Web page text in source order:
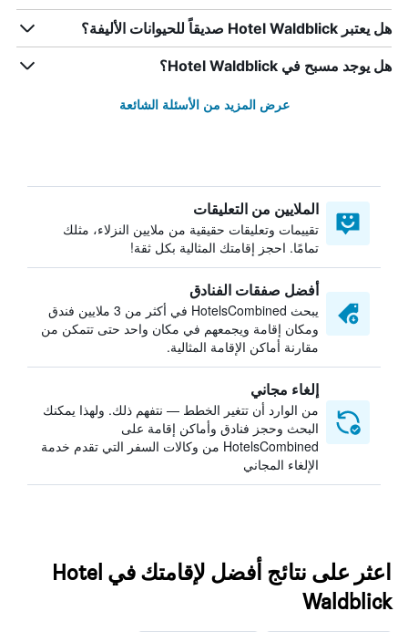
هل يعتبر Hotel Waldblick صديقاً للحيوانات الأليفة؟
هل يوجد مسبح في Hotel Waldblick؟
عرض المزيد من الأسئلة الشائعة
الملايين من التعليقات
تقييمات وتعليقات حقيقية من ملايين النزلاء، مثلك
تمامًا. احجز إقامتك المثالية بكل ثقة!
أفضل صفقات الفنادق
يبحث HotelsCombined في أكثر من 3 ملايين فندق
ومكان إقامة ويجمعهم في مكان واحد حتى تتمكن من
مقارنة أماكن الإقامة المثالية.
إلغاء مجاني
من الوارد أن تتغير الخطط — نتفهم ذلك. ولهذا يمكنك
البحث وحجز فنادق وأماكن إقامة على
HotelsCombined من وكالات السفر التي تقدم خدمة
الإلغاء المجاني
اعثر على نتائج أفضل لإقامتك في Hotel
Waldblick